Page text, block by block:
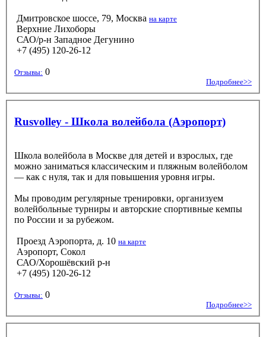
Дмитровское шоссе, 79, Москва на карте
Верхние Лихоборы
САО/р-н Западное Дегунино
+7 (495) 120-26-12
Отзывы: 0
Подробнее>>
Rusvolley - Школа волейбола (Аэропорт)
Школа волейбола в Москве для детей и взрослых, где
можно заниматься классическим и пляжным волейболом
— как с нуля, так и для повышения уровня игры.
Мы проводим регулярные тренировки, организуем
волейбольные турниры и авторские спортивные кемпы
по России и за рубежом.
Проезд Аэропорта, д. 10 на карте
Аэропорт, Сокол
САО/Хорошёвский р-н
+7 (495) 120-26-12
Отзывы: 0
Подробнее>>